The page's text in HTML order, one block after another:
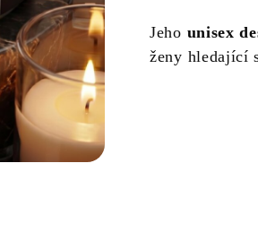
Jeho unisex
ženy hledající